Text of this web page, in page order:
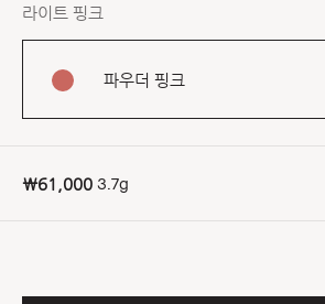
라이트 핑크
파우더 핑크
₩61,000 3.7g